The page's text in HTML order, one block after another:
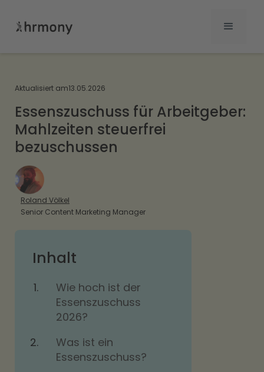
Aktualisiert am13.05.2026
Essenszuschuss für Arbeitgeber:
Mahlzeiten steuerfrei
bezuschussen
Roland Völkel
Senior Content Marketing Manager
Inhalt
Wie hoch ist der
Essenszuschuss
2026?
Was ist ein
Essenszuschuss?